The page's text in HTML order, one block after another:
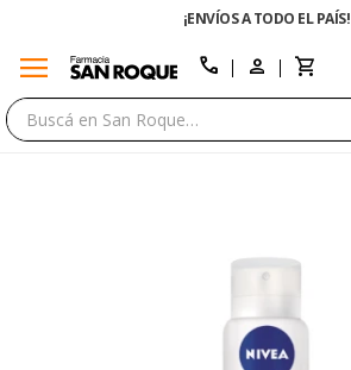
¡ENVÍOS A TODO EL PAÍS!
menu call
close